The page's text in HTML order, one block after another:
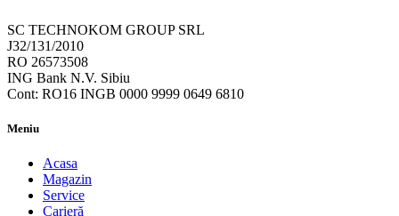
SC TECHNOKOM GROUP SRL
J32/131/2010
RO 26573508
ING Bank N.V. Sibiu
Cont: RO16 INGB 0000 9999 0649 6810
Meniu
Acasa
Magazin
Service
Carieră